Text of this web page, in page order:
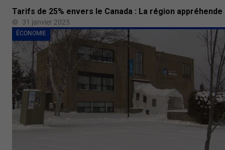
Tarifs de 25% envers le Canada : La région appréhende
31 janvier 2025
ÉCONOMIE